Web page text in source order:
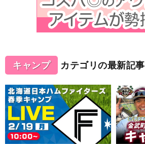
キャンプ カテゴリの最新記事